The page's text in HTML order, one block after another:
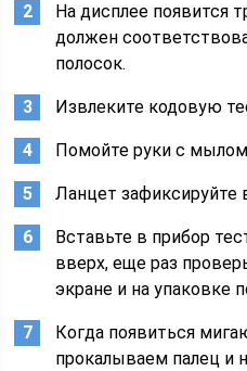
На дисплее появится
должен
полосок.
Извлеките кодовую
Помойте руки с
Ланцет зафиксируйте
Вставьте в прибор
вверх, еще раз
экране и на упаковке
Когда появиться
прокалываем палец и